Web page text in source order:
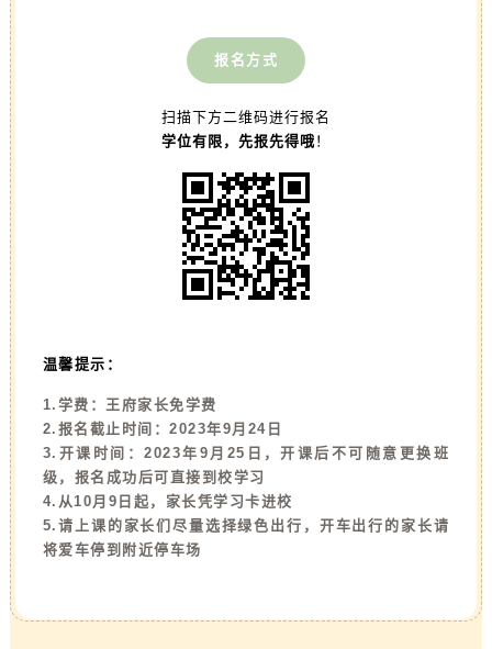
报名方式
扫描下方二维码进行报名
学位有限，先报先得哦 ！
温馨提示：
1.学费：王府家长免学费
2.报名截止时间：2023年9月24日
3.开课时间：2023年9月25日，开课后不可随意更换班
级，报名成功后可直接到校学习
4.从10月9日起，家长凭学习卡进校
5.请上课的家长们尽量选择绿色出行，开车出行的家长请
将爱车停到附近停车场